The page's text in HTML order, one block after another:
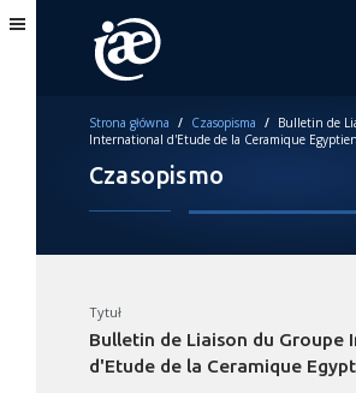
Strona główna / Czasopisma / Bulletin de
International d'Etude de la Ceramique
Czasopismo
Tytuł
Bulletin de Liaison du Groupe
d'Etude de la Ceramique